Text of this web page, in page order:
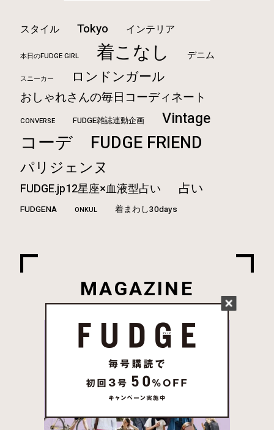
スタイル Tokyo インテリア
本日のFUDGE GIRL 着こなし デニム
スニーカー ロンドンガール
おしゃれさんの毎日コーディネート
CONVERSE FUDGE雑誌連動企画 Vintage
コーデ FUDGE FRIEND
パリジェンヌ
FUDGE.jp12星座×血液型占い 占い
FUDGENA ONKUL 着まわし30days
MAGAZINE